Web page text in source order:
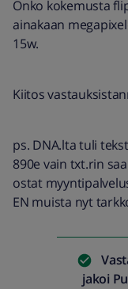
Onko kokemusta
ainakaan
15w.
Kiitos
ps. DNA.lta tuli
890e vain txt.rin
ostat
EN muista nyt
jakoi